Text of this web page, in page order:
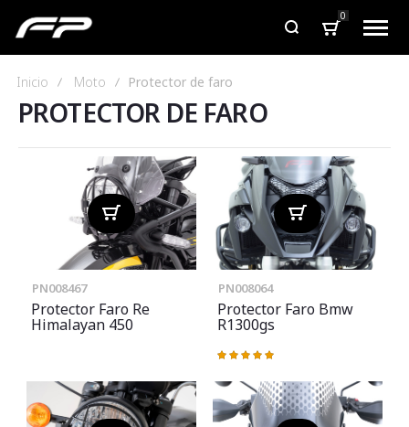
0
Inicio Moto Protector de faro
PROTECTOR DE FARO
PN008467
Protector Faro Re
Himalayan 450
PN008064
Protector Faro Bmw
R1300gs
Valoración: